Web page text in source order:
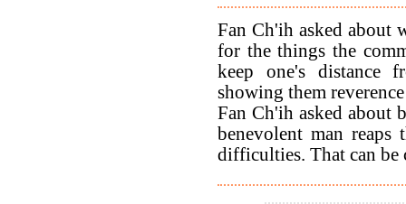
Fan Ch'ih asked about
for the things the
keep one's distance
showing them
Fan Ch'ih asked about
benevolent man
difficulties. That can be